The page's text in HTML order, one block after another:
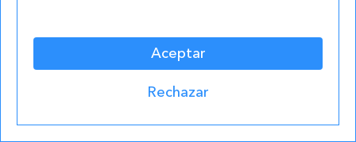
Robots: Cuarta Revolución Industrial
Aceptar
Rechazar